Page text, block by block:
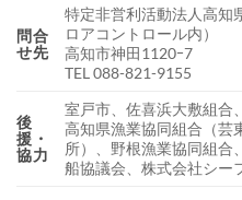
問合
せ先
特定非営利活動法人高知
ロアコントロール内）
高知市神田1120ｰ7
TEL 088-821-9155
後
援・
協力
室戸市、佐喜浜大敷組合
高知県漁業協同組合（芸
所）、野根漁業協同組合
船協議会、株式会社シー